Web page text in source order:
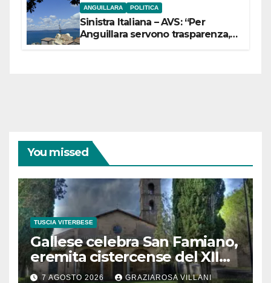
ANGUILLARA POLITICA
Sinistra Italiana – AVS: “Per
Anguillara servono trasparenza,
You missed
TUSCIA VITERBESE
Gallese celebra San Famiano,
eremita cistercense del XII
secolo
7 AGOSTO 2026 GRAZIAROSA VILLANI